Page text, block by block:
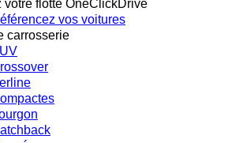
votre flotte OneClickDrive
vos voitures
carrosserie